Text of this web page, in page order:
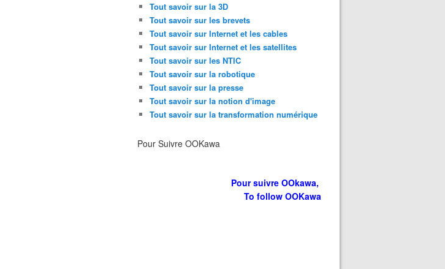
Tout savoir sur la 3D
Tout savoir sur les brevets
Tout savoir sur Internet et les cables
Tout savoir sur Internet et les satellites
Tout savoir sur les NTIC
Tout savoir sur la robotique
Tout savoir sur la presse
Tout savoir sur la notion d'image
Tout savoir sur la transformation numérique
Pour Suivre OOKawa
Pour suivre OOkawa,
To follow OOKawa